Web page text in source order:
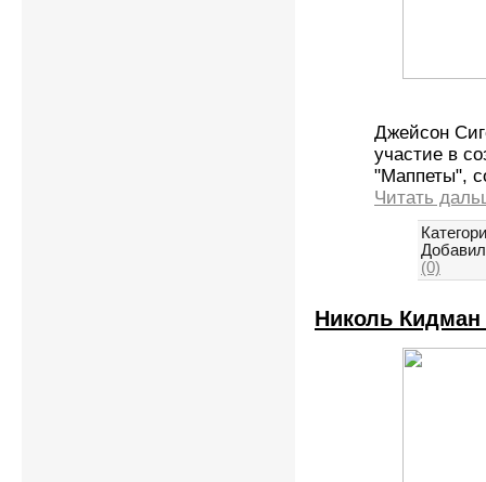
Джейсон
участие в
"Маппеты",
Читать
(0)
Николь Кидман